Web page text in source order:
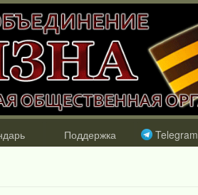
Поддержка Telegram